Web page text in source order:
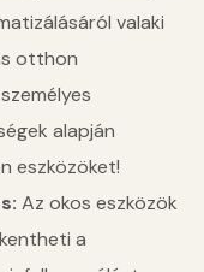
valaki
otthon
alapján
eszközöket!
Az okos eszközök
a